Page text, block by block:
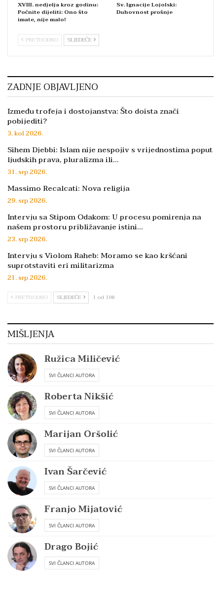
XVIII. nedjelja kroz godinu:
Počnite dijeliti: Ono što
imate, nije malo!
Sv. Ignacije Lojolski:
Duhovnost prošnje
PRETHODNO SLJEDEĆE
ZADNJE OBJAVLJENO
Između trofeja i dostojanstva: Što doista znači
pobijediti?
3. kol 2026.
Sihem Djebbi: Islam nije nespojiv s vrijednostima poput
ljudskih prava, pluralizma ili…
31. srp 2026.
Massimo Recalcati: Nova religija
29. srp 2026.
Intervju sa Stipom Odakom: U procesu pomirenja na
našem prostoru približavanje istini…
23. srp 2026.
Intervju s Violom Raheb: Moramo se kao kršćani
suprotstaviti eri militarizma
21. srp 2026.
PRETHODNO SLJEDEĆE 1 od 198
MIŠLJENJA
Ružica Miličević
SVI ČLANCI AUTORA
Roberta Nikšić
SVI ČLANCI AUTORA
Marijan Oršolić
SVI ČLANCI AUTORA
Ivan Šarčević
SVI ČLANCI AUTORA
Franjo Mijatović
SVI ČLANCI AUTORA
Drago Bojić
SVI ČLANCI AUTORA